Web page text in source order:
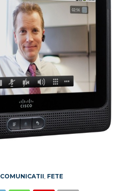
COMUNICATII FETE